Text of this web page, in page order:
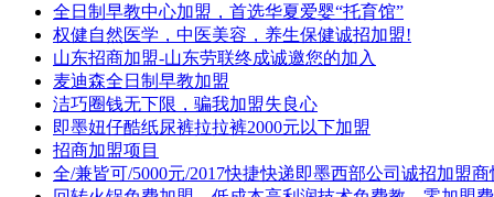
全日制早教中心加盟，首选华夏爱婴“托育馆”
权健自然医学，中医美容，养生保健诚招加盟!
山东招商加盟-山东劳联终成诚邀您的加入
麦迪森全日制早教加盟
洁巧圈钱无下限，骗我加盟失良心
即墨妞仔酷纸尿裤拉拉裤2000元以下加盟
招商加盟项目
全/兼皆可/5000元/2017快捷快递即墨西部公司诚招加盟